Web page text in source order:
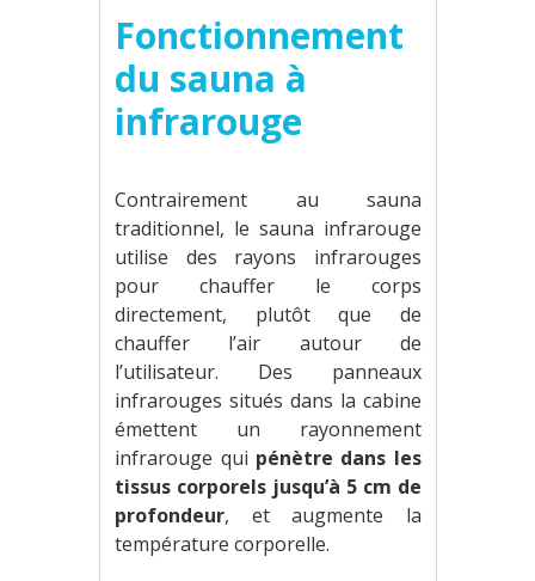
Fonctionnement
du sauna à
infrarouge
Contrairement au sauna
traditionnel, le sauna infrarouge
utilise des rayons infrarouges
pour chauffer le corps
directement, plutôt que de
chauffer l’air autour de
l’utilisateur. Des panneaux
infrarouges situés dans la cabine
émettent un rayonnement
infrarouge qui pénètre dans les
tissus corporels jusqu’à 5 cm de
profondeur, et augmente la
température corporelle.